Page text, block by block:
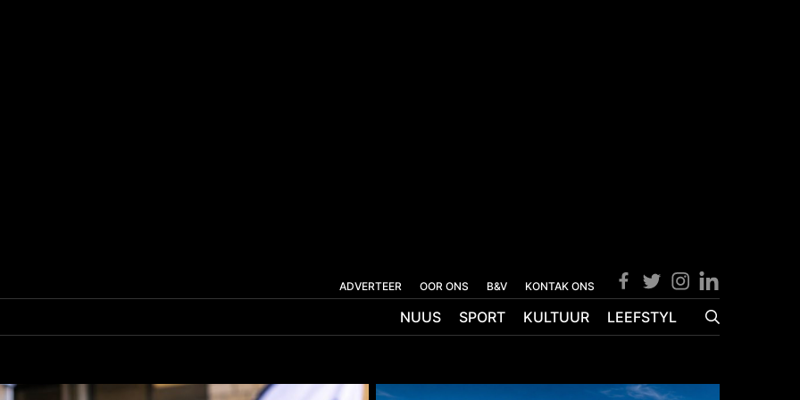
ADVERTEER OOR ONS B&V KONTAK ONS
NUUS SPORT KULTUUR LEEFSTYL